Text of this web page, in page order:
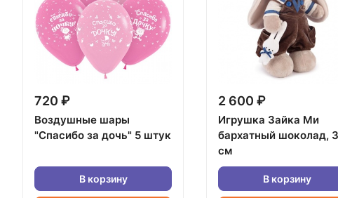
720 ₽
Воздушные шары
"Спасибо за дочь" 5 штук
В корзину
2 600 ₽
Игрушка Зайка Ми
бархатный шоколад,
см
В корзину